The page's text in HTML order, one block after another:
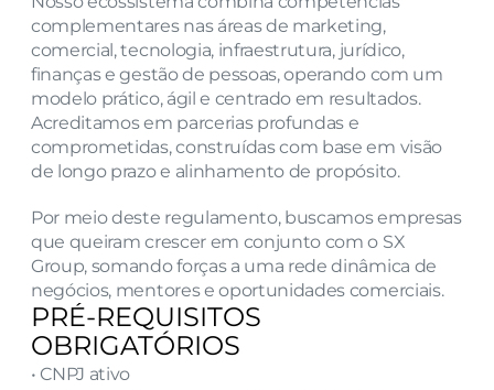
complementares nas áreas de marketing,
comercial, tecnologia, infraestrutura, jurídico,
finanças e gestão de pessoas, operando com um
modelo prático, ágil e centrado em resultados.
Acreditamos em parcerias profundas e
comprometidas, construídas com base em visão
de longo prazo e alinhamento de propósito.
Por meio deste regulamento, buscamos empresas
que queiram crescer em conjunto com o SX
Group, somando forças a uma rede dinâmica de
negócios, mentores e oportunidades comerciais.
PRÉ-REQUISITOS
OBRIGATÓRIOS
• CNPJ ativo